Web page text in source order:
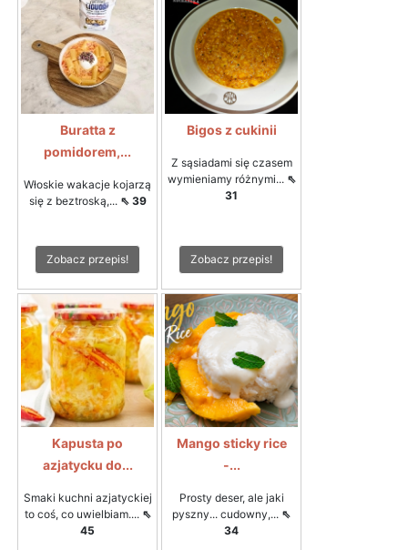
Buratta z
pomidorem,...
Włoskie wakacje kojarzą
się z beztroską,... ⇖ 39
Zobacz przepis!
Bigos z cukinii
Z sąsiadami się czasem
wymieniamy różnymi... ⇖
31
Zobacz przepis!
Kapusta po
azjatycku do...
Smaki kuchni azjatyckiej
to coś, co uwielbiam.... ⇖
45
Mango sticky rice
-...
Prosty deser, ale jaki
pyszny... cudowny,... ⇖
34